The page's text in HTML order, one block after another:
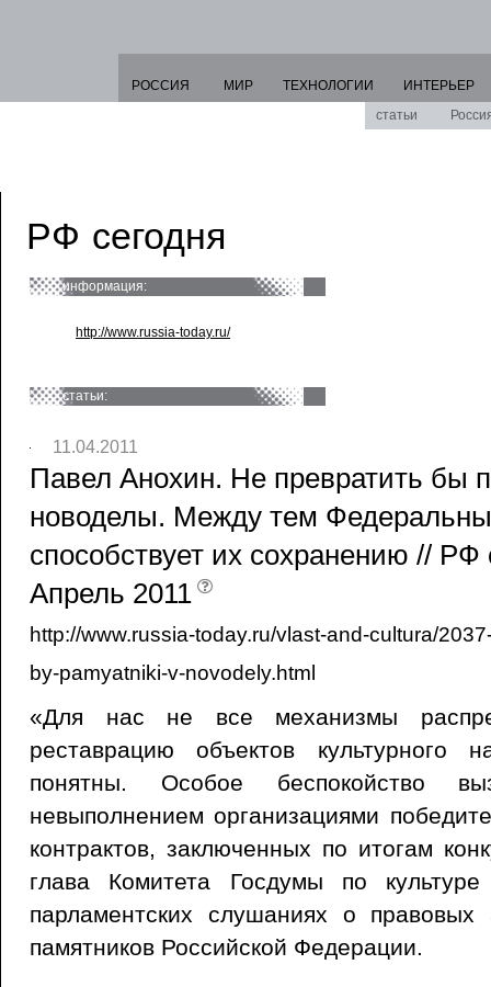
РОССИЯ МИР ТЕХНОЛОГИИ
ИНТЕРЬЕР
статьи
РФ сегодня
информация:
http://www.russia-today.ru/
статьи:
11.04.2011
Павел Анохин. Не превратить бы
новоделы. Между тем
способствует их сохранению //
Апрель 2011
http://www.russia-today.ru/vlast-and-cultura/
by-pamyatniki-v-novodely.html
«Для нас не все механизмы
реставрацию объектов
понятны. Особое беспокойство
невыполнением организациями
контрактов, заключенных по итогам
глава Комитета Госдумы по
парламентских слушаниях о правовых
памятников Российской Федерации.